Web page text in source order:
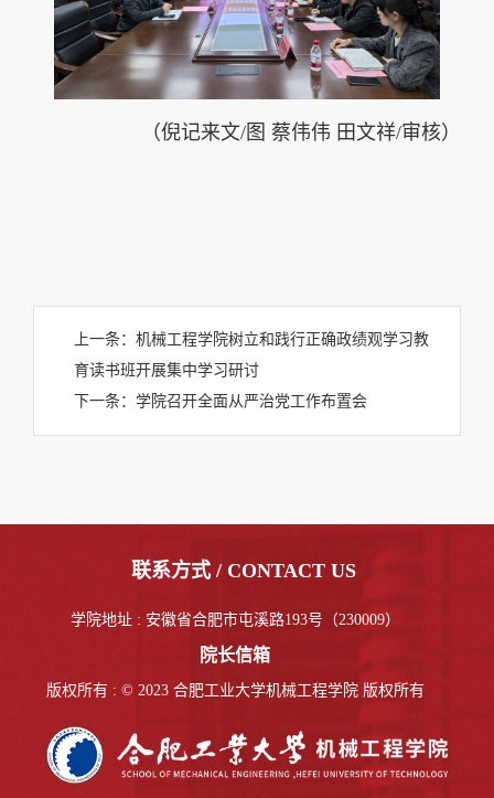
（倪记来文/图 蔡伟伟 田文祥/审核）
上一条： 机械工程学院树立和践行正确政绩观学习教
育读书班开展集中学习研讨
下一条： 学院召开全面从严治党工作布置会
联系方式 / CONTACT US
学院地址 : 安徽省合肥市屯溪路193号（230009）
院长信箱
版权所有 : © 2023 合肥工业大学机械工程学院 版权所有